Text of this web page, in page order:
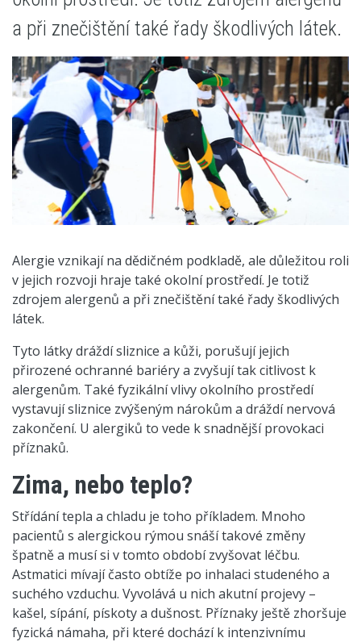
a při znečištění také řady škodlivých látek.
Alergie vznikají na dědičném podkladě, ale důležitou roli
v jejich rozvoji hraje také okolní prostředí. Je totiž
zdrojem alergenů a při znečištění také řady škodlivých
látek.
Tyto látky dráždí sliznice a kůži, porušují jejich
přirozené ochranné bariéry a zvyšují tak citlivost k
alergenům. Také fyzikální vlivy okolního prostředí
vystavují sliznice zvýšeným nárokům a dráždí nervová
zakončení. U alergiků to vede k snadnější provokaci
příznaků.
Zima, nebo teplo?
Střídání tepla a chladu je toho příkladem. Mnoho
pacientů s alergickou rýmou snáší takové změny
špatně a musí si v tomto období zvyšovat léčbu.
Astmatici mívají často obtíže po inhalaci studeného a
suchého vzduchu. Vyvolává u nich akutní projevy –
kašel, sípání, pískoty a dušnost. Příznaky ještě zhoršuje
fyzická námaha, při které dochází k intenzivnímu